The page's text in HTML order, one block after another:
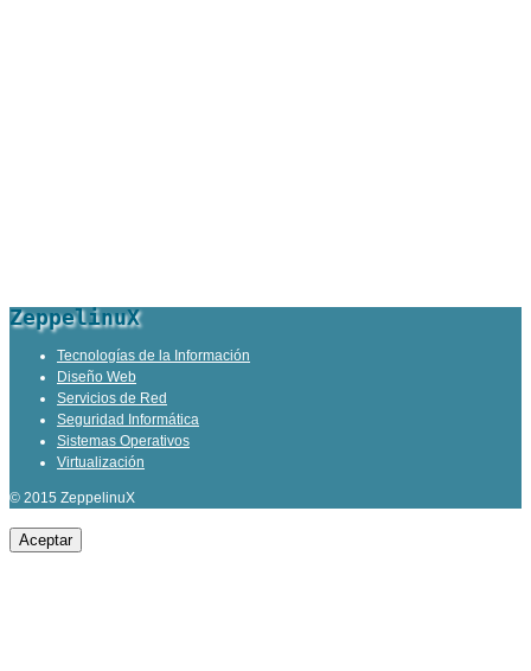
ZeppelinuX
Tecnologías de la Información
Diseño Web
Servicios de Red
Seguridad Informática
Sistemas Operativos
Virtualización
© 2015 ZeppelinuX
Aceptar